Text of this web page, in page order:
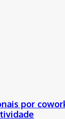
por